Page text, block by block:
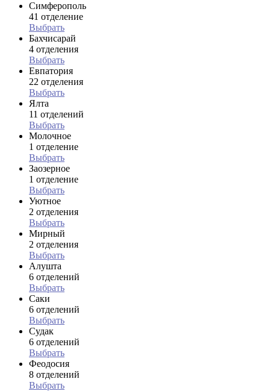
Симферополь
41 отделение
Выбрать
Бахчисарай
4 отделения
Выбрать
Евпатория
22 отделения
Выбрать
Ялта
11 отделений
Выбрать
Молочное
1 отделение
Выбрать
Заозерное
1 отделение
Выбрать
Уютное
2 отделения
Выбрать
Мирный
2 отделения
Выбрать
Алушта
6 отделений
Выбрать
Саки
6 отделений
Выбрать
Судак
6 отделений
Выбрать
Феодосия
8 отделений
Выбрать